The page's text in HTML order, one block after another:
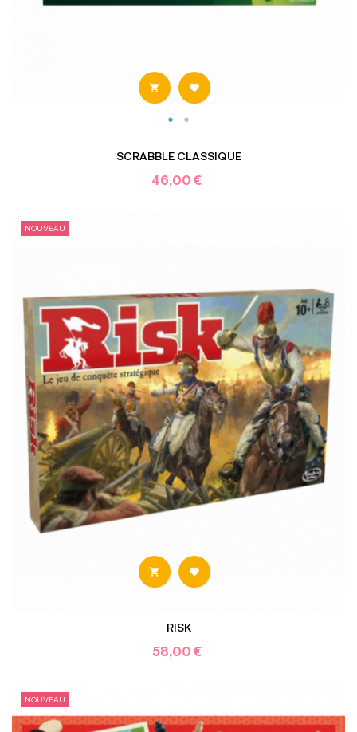
 
SCRABBLE CLASSIQUE
46,00 €
NOUVEAU
 
RISK
58,00 €
NOUVEAU